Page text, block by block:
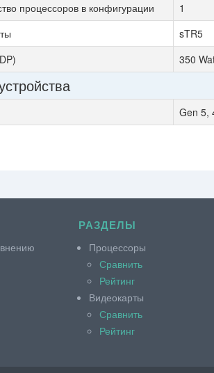
процессоров в конфигурации
1
sTR5
350
Gen 5,
РАЗДЕЛЫ
Процессоры
Сравнить
Рейтинг
Видеокарты
Сравнить
Рейтинг